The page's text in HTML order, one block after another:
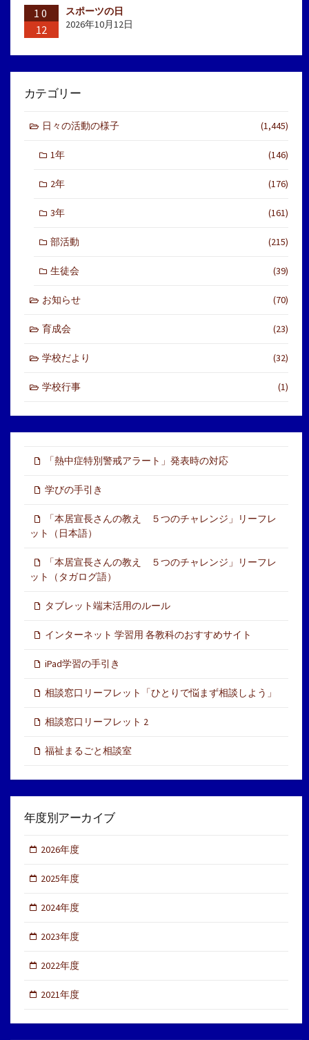
10
12
スポーツの日
2026年10月12日
カテゴリー
日々の活動の様子 (1,445)
1年 (146)
2年 (176)
3年 (161)
部活動 (215)
生徒会 (39)
お知らせ (70)
育成会 (23)
学校だより (32)
学校行事 (1)
「熱中症特別警戒アラート」発表時の対応
学びの手引き
「本居宣長さんの教え ５つのチャレンジ」リーフレ
ット（日本語）
「本居宣長さんの教え ５つのチャレンジ」リーフレ
ット（タガログ語）
タブレット端末活用のルール
インターネット 学習用 各教科のおすすめサイト
iPad学習の手引き
相談窓口リーフレット「ひとりで悩まず相談しよう」
相談窓口リーフレット 2
福祉まるごと相談室
年度別アーカイブ
2026年度
2025年度
2024年度
2023年度
2022年度
2021年度